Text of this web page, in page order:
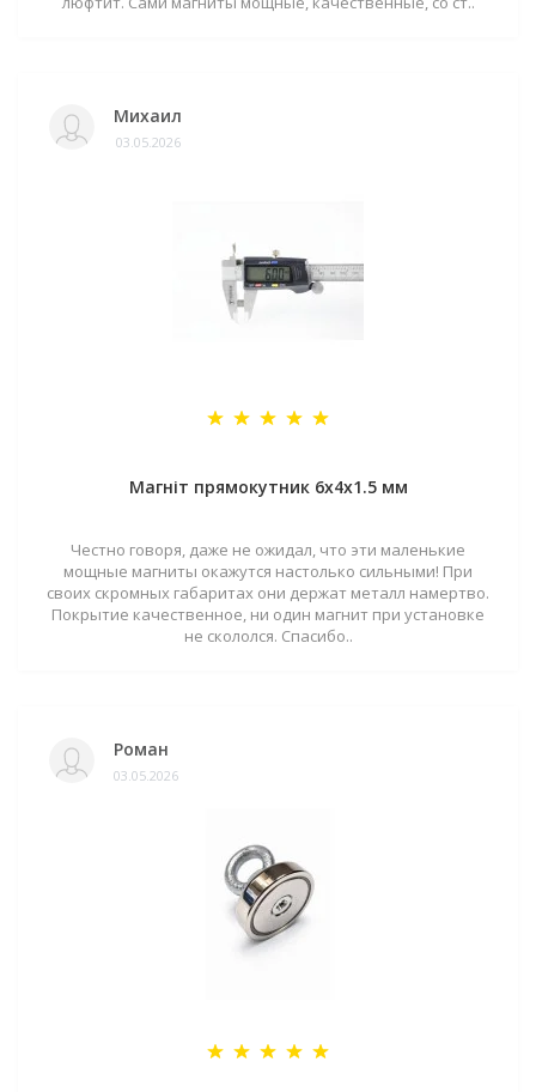
Михаил
03.05.2026
Магніт прямокутник 6х4х1.5 мм
Честно говоря, даже не ожидал, что эти маленькие
мощные магниты окажутся настолько сильными! При
своих скромных габаритах они держат металл намертво.
Покрытие качественное, ни один магнит при установке
не скололся. Спасибо..
Роман
03.05.2026